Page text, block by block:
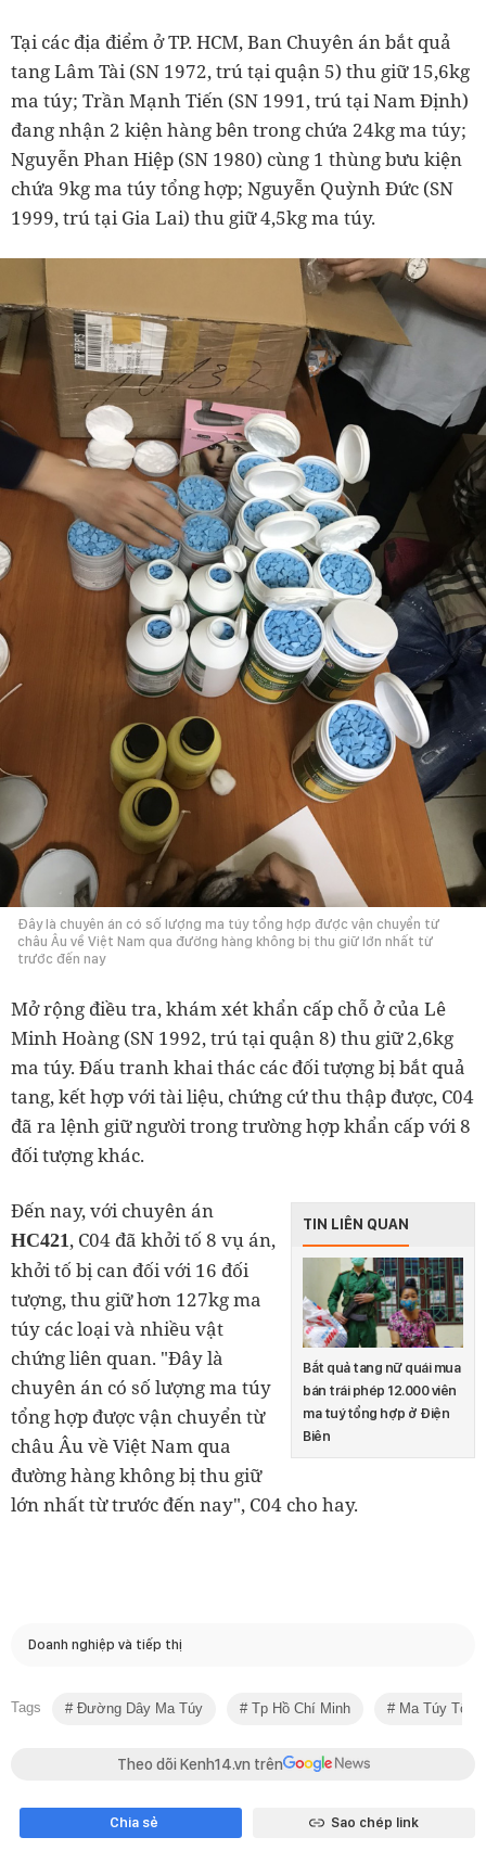
Tại các địa điểm ở TP. HCM, Ban Chuyên án bắt quả
tang Lâm Tài (SN 1972, trú tại quận 5) thu giữ 15,6kg
ma túy; Trần Mạnh Tiến (SN 1991, trú tại Nam Định)
đang nhận 2 kiện hàng bên trong chứa 24kg ma túy;
Nguyễn Phan Hiệp (SN 1980) cùng 1 thùng bưu kiện
chứa 9kg ma túy tổng hợp; Nguyễn Quỳnh Đức (SN
1999, trú tại Gia Lai) thu giữ 4,5kg ma túy.
Đây là chuyên án có số lượng ma túy tổng hợp được vận chuyển từ
châu Âu về Việt Nam qua đường hàng không bị thu giữ lớn nhất từ
trước đến nay
Mở rộng điều tra, khám xét khẩn cấp chỗ ở của Lê
Minh Hoàng (SN 1992, trú tại quận 8) thu giữ 2,6kg
ma túy. Đấu tranh khai thác các đối tượng bị bắt quả
tang, kết hợp với tài liệu, chứng cứ thu thập được, C04
đã ra lệnh giữ người trong trường hợp khẩn cấp với 8
đối tượng khác.
TIN LIÊN QUAN
Bắt quả tang nữ quái mua
bán trái phép 12.000 viên
ma tuý tổng hợp ở Điện
Biên
Đến nay, với chuyên án
HC421 , C04 đã khởi tố 8 vụ án,
khởi tố bị can đối với 16 đối
tượng, thu giữ hơn 127kg ma
túy các loại và nhiều vật
chứng liên quan. "Đây là
chuyên án có số lượng ma túy
tổng hợp được vận chuyển từ
châu Âu về Việt Nam qua
đường hàng không bị thu giữ
lớn nhất từ trước đến nay", C04 cho hay.
Doanh nghiệp và tiếp thị
Tags Đường Dây Ma Túy Tp Hồ Chí Minh Ma Túy Tổng
Theo dõi Kenh14.vn trên
Chia sẻ Sao chép link